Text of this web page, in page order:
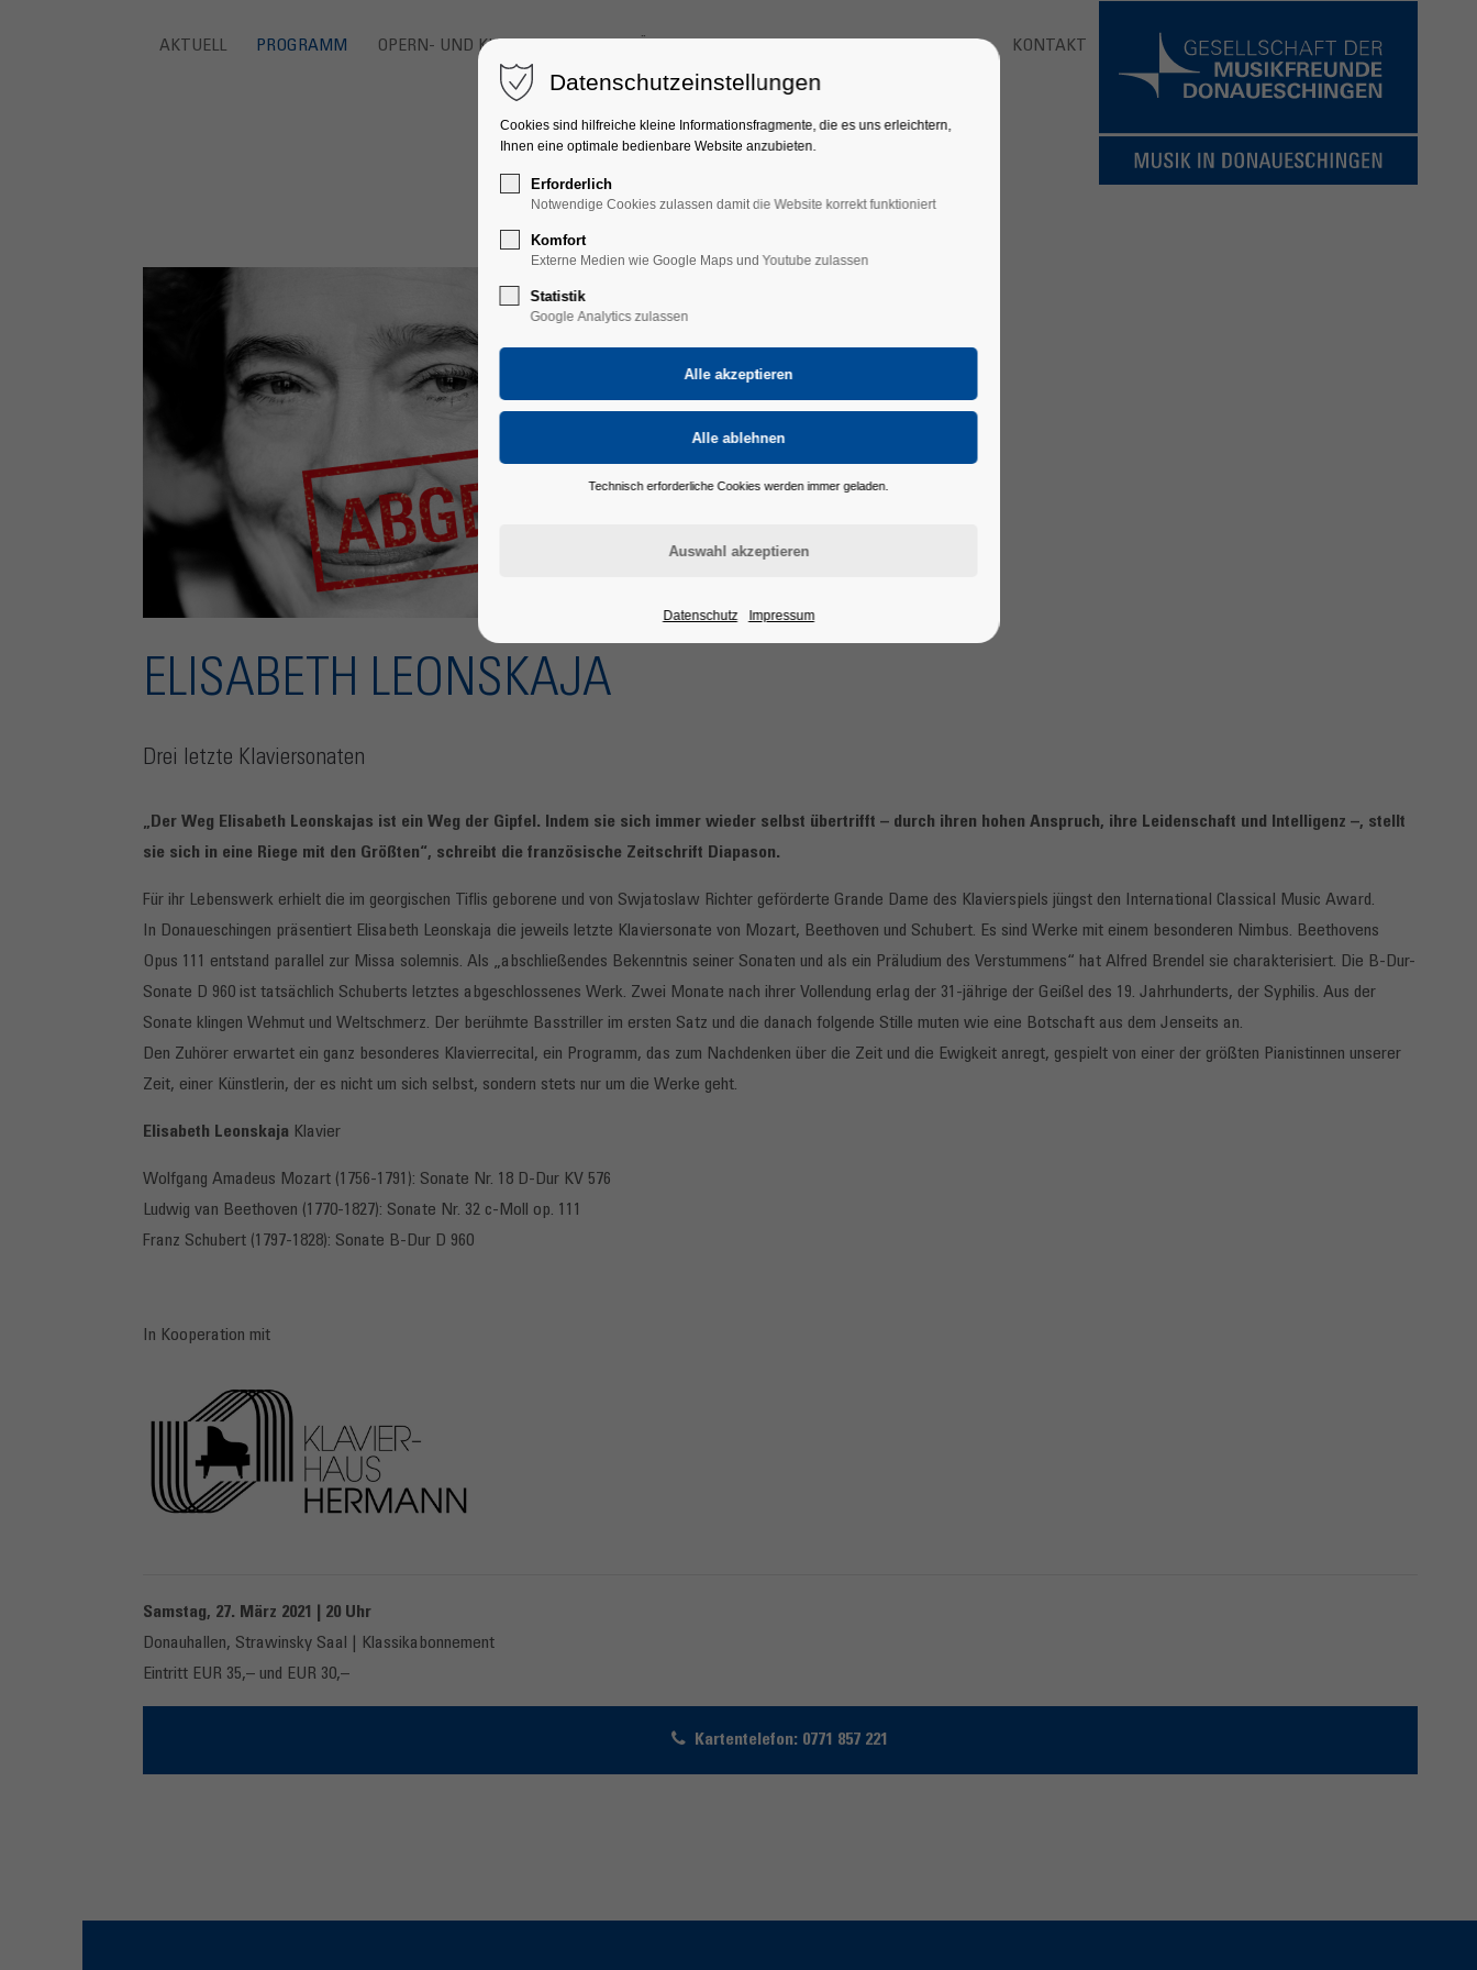
AKTUELL PROGRAMM OPERN- UND KULTURFAHRTEN KONTAKT
ELISABETH LEONSKAJA
Drei letzte Klaviersonaten
„Der Weg Elisabeth Leonskajas ist ein Weg der Gipfel. Indem sie sich immer wieder selbst übertrifft – durch ihren hohen Anspruch, ihre Leidenschaft und Intelligenz –, stellt
sie sich in eine Riege mit den Größten“, schreibt die französische Zeitschrift Diapason.
Für ihr Lebenswerk erhielt die im georgischen Tiflis geborene und von Swjatoslaw Richter geförderte Grande Dame des Klavierspiels jüngst den International Classical Music Award.
In Donaueschingen präsentiert Elisabeth Leonskaja die jeweils letzte Klaviersonate von Mozart, Beethoven und Schubert. Es sind Werke mit einem besonderen Nimbus. Beethovens
Opus 111 entstand parallel zur Missa solemnis. Als „abschließendes Bekenntnis seiner Sonaten und als ein Präludium des Verstummens“ hat Alfred Brendel sie charakterisiert. Die B-Dur-
Sonate D 960 ist tatsächlich Schuberts letztes abgeschlossenes Werk. Zwei Monate nach ihrer Vollendung erlag der 31-jährige der Geißel des 19. Jahrhunderts, der Syphilis. Aus der
Sonate klingen Wehmut und Weltschmerz. Der berühmte Basstriller im ersten Satz und die danach folgende Stille muten wie eine Botschaft aus dem Jenseits an.
Den Zuhörer erwartet ein ganz besonderes Klavierrecital, ein Programm, das zum Nachdenken über die Zeit und die Ewigkeit anregt, gespielt von einer der größten Pianistinnen unserer
Zeit, einer Künstlerin, der es nicht um sich selbst, sondern stets nur um die Werke geht.
Elisabeth Leonskaja Klavier
Wolfgang Amadeus Mozart (1756-1791): Sonate Nr. 18 D-Dur KV 576
Ludwig van Beethoven (1770-1827): Sonate Nr. 32 c-Moll op. 111
Franz Schubert (1797-1828): Sonate B-Dur D 960
In Kooperation mit
Samstag, 27. März 2021 | 20 Uhr
Donauhallen, Strawinsky Saal | Klassikabonnement
Eintritt EUR 35,– und EUR 30,–
Kartentelefon: 0771 857 221
Datenschutzeinstellungen
Cookies sind hilfreiche kleine Informationsfragmente, die es uns erleichtern,
Ihnen eine optimale bedienbare Website anzubieten.
Erforderlich
Notwendige Cookies zulassen damit die Website korrekt funktioniert
Komfort
Externe Medien wie Google Maps und Youtube zulassen
Statistik
Google Analytics zulassen
Technisch erforderliche Cookies werden immer geladen.
Datenschutz Impressum